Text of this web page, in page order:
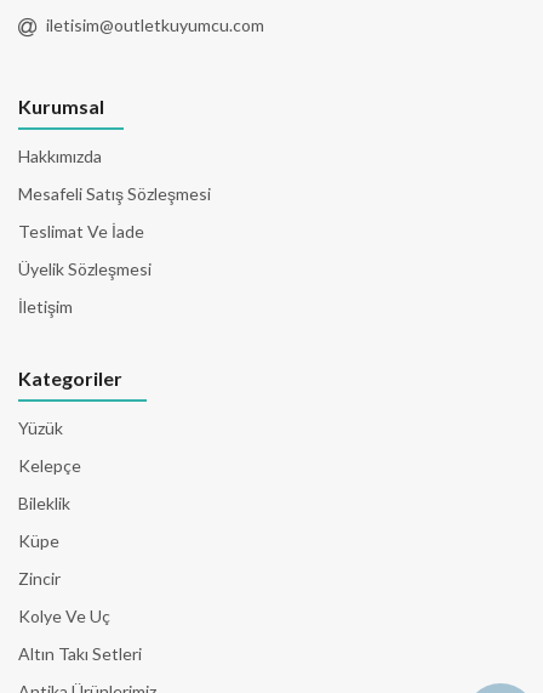
iletisim@outletkuyumcu.com
Kurumsal
Hakkımızda
Mesafeli Satış Sözleşmesi
Teslimat Ve İade
Üyelik Sözleşmesi
İletişim
Kategoriler
Yüzük
Kelepçe
Bileklik
Küpe
Zincir
Kolye Ve Uç
Altın Takı Setleri